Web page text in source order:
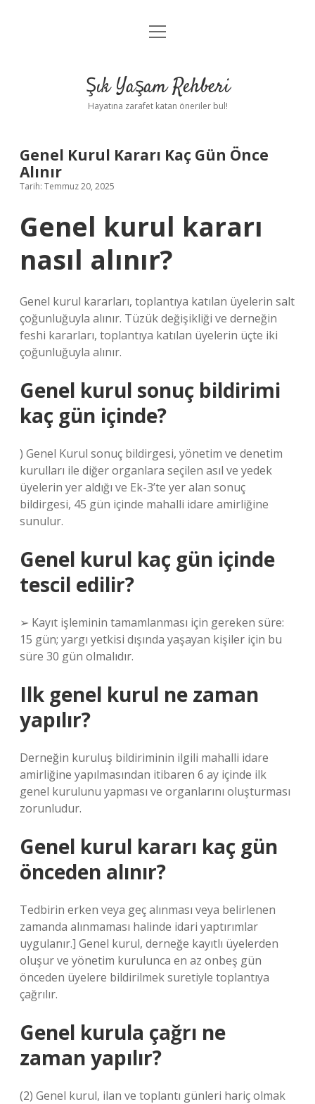
Anasayfa
Yasal Uyarı
menüyü
Şık Yaşam Rehberi
Hayatına zarafet katan öneriler bul!
Genel Kurul Kararı Kaç Gün Önce
Alınır
Tarih: Temmuz 20, 2025
Genel kurul kararı
nasıl alınır?
Genel kurul kararları, toplantıya katılan üyelerin salt
çoğunluğuyla alınır. Tüzük değişikliği ve derneğin
feshi kararları, toplantıya katılan üyelerin üçte iki
çoğunluğuyla alınır.
Genel kurul sonuç bildirimi
kaç gün içinde?
) Genel Kurul sonuç bildirgesi, yönetim ve denetim
kurulları ile diğer organlara seçilen asıl ve yedek
üyelerin yer aldığı ve Ek-3’te yer alan sonuç
bildirgesi, 45 gün içinde mahalli idare amirliğine
sunulur.
Genel kurul kaç gün içinde
tescil edilir?
➢ Kayıt işleminin tamamlanması için gereken süre:
15 gün; yargı yetkisi dışında yaşayan kişiler için bu
süre 30 gün olmalıdır.
Ilk genel kurul ne zaman
yapılır?
Derneğin kuruluş bildiriminin ilgili mahalli idare
amirliğine yapılmasından itibaren 6 ay içinde ilk
genel kurulunu yapması ve organlarını oluşturması
zorunludur.
Genel kurul kararı kaç gün
önceden alınır?
Tedbirin erken veya geç alınması veya belirlenen
zamanda alınmaması halinde idari yaptırımlar
uygulanır.] Genel kurul, derneğe kayıtlı üyelerden
oluşur ve yönetim kurulunca en az onbeş gün
önceden üyelere bildirilmek suretiyle toplantıya
çağrılır.
Genel kurula çağrı ne
zaman yapılır?
(2) Genel kurul, ilan ve toplantı günleri hariç olmak